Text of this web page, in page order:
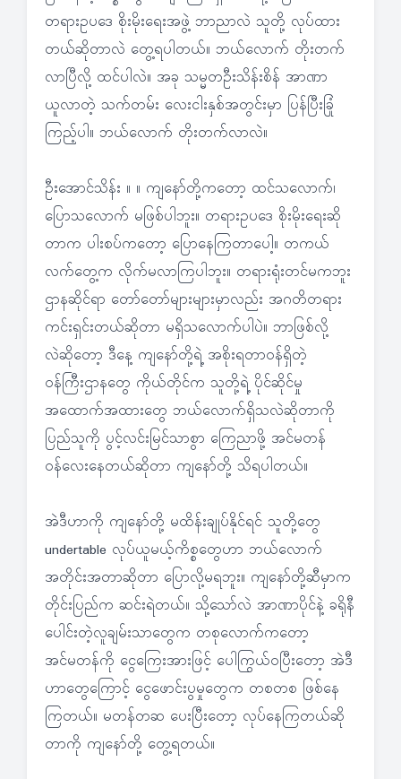
တရားဥပဒေ စိုးမိုးရေးအဖွဲ့ ဘာညာလဲ သူတို့ လုပ်ထား
တယ်ဆိုတာလဲ တွေ့ရပါတယ်။ ဘယ်လောက် တိုးတက်
လာပြီလို့ ထင်ပါလဲ။ အခု သမ္မတဦးသိန်းစိန် အာဏာ
ယူလာတဲ့ သက်တမ်း လေးငါးနှစ်အတွင်းမှာ ပြန်ပြီးခြုံ
ကြည့်ပါ။ ဘယ်လောက် တိုးတက်လာလဲ။
ဦးအောင်သိန်း ။ ။ ကျနော်တို့ကတော့ ထင်သလောက်၊
ပြောသလောက် မဖြစ်ပါဘူး။ တရားဥပဒေ စိုးမိုးရေးဆို
တာက ပါးစပ်ကတော့ ပြောနေကြတာပေါ့။ တကယ်
လက်တွေ့က လိုက်မလာကြပါဘူး။ တရားရုံးတင်မကဘူး
ဌာနဆိုင်ရာ တော်တော်များများမှာလည်း အဂတိတရား
ကင်းရှင်းတယ်ဆိုတာ မရှိသလောက်ပါပဲ။ ဘာဖြစ်လို့
လဲဆိုတော့ ဒီနေ့ ကျနော်တို့ရဲ့ အစိုးရတာဝန်ရှိတဲ့
ဝန်ကြီးဌာနတွေ ကိုယ်တိုင်က သူတို့ရဲ့ ပိုင်ဆိုင်မှု
အထောက်အထားတွေ ဘယ်လောက်ရှိသလဲဆိုတာကို
ပြည်သူကို ပွင့်လင်းမြင်သာစွာ ကြေညာဖို့ အင်မတန်
ဝန်လေးနေတယ်ဆိုတာ ကျနော်တို့ သိရပါတယ်။
အဲဒီဟာကို ကျနော်တို့ မထိန်းချုပ်နိုင်ရင် သူတို့တွေ
undertable လုပ်ယူမယ့်ကိစ္စတွေဟာ ဘယ်လောက်
အတိုင်းအတာဆိုတာ ပြောလို့မရဘူး။ ကျနော်တို့ဆီမှာက
တိုင်းပြည်က ဆင်းရဲတယ်။ သို့သော်လဲ အာဏာပိုင်နဲ့ ခရိုနီ
ပေါင်းတဲ့လူချမ်းသာတွေက တစုလောက်ကတော့
အင်မတန်ကို ငွေကြေးအားဖြင့် ပေါကြွယ်ဝပြီးတော့ အဲဒီ
ဟာတွေကြောင့် ငွေဖောင်းပွမှုတွေက တစတစ ဖြစ်နေ
ကြတယ်။ မတန်တဆ ပေးပြီးတော့ လုပ်နေကြတယ်ဆို
တာကို ကျနော်တို့ တွေ့ရတယ်။